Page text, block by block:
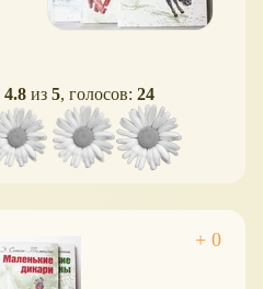
4.8 из 5, голосов: 24